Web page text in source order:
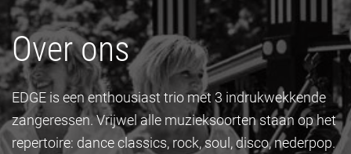
Over ons
EDGE is een enthousiast trio met 3 indrukwekkende
zangeressen. Vrijwel alle muzieksoorten staan op het
repertoire: dance classics, rock, soul, disco, nederpop.